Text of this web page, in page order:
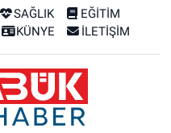
SAĞLIK
EĞİTİM
KÜNYE İLETİŞİM